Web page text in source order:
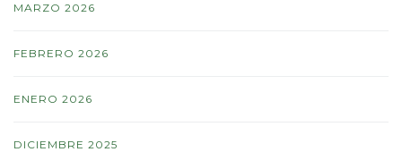
MARZO 2026
FEBRERO 2026
ENERO 2026
DICIEMBRE 2025